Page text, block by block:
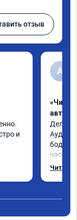
отзыв
и
А
«Чип
Делал
как
Читать